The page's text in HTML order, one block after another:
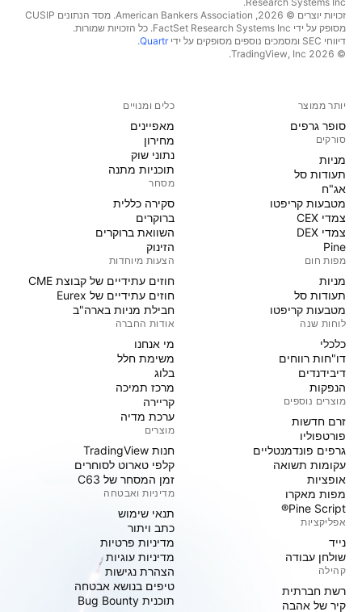
זכויות יוצרים © 2026, ‏American Bankers Association. מסד הנתונים CUSIP
מסופק על ידי FactSet Research Systems Inc. כל הזכויות שמורות.
דיווחי SEC ומסמכים נוספים מסופקים על ידי
Quartr
.
© 2026 ‏TradingView, Inc.‏
יותר ממוצר
סופר גרפים
סורקים
מניות‏
תעודות סל
אג"ח
מטבעות קריפטו
צמדי CEX
צמדי DEX
Pine
מפות חום
מניות‏
תעודות סל
מטבעות קריפטו
לוחות שנה
כלכלי
דו"חות רווחים
דיבידנדים
הנפקות
מוצרים נוספים
זרם חדשות
פורטפוליו
גרפים פונדמנטליים
עקומות תשואה
אופציות
מפות מאקרו
Pine Script®
אפליקציות
נייד
שולחן עבודה
קהילה
רשת חברתית
קיר של אהבה
כלים ומנויים
מאפיינים
מחירון
נתוני שוק
תוכניות מתנה
מסחר
סקירה כללית
ברוקרים
השוואת ברוקרים
הזינוק
הצעות מיוחדות
חוזים עתידיים של קבוצת CME
חוזים עתידיים של Eurex
חבילת מניות בארה"ב
אודות החברה
מי אנחנו
משימת חלל
בלוג
מרכז תמיכה
קריירה
ערכת מדיה
מוצרים
חנות TradingView
קלפי טארוט לסוחרים
זמן המסחר של C63
מדיניות ואבטחה
תנאי שימוש
כתב ויתור
מדיניות פרטיות
מדיניות עוגיות
הצהרת נגישות
טיפים בנושא אבטחה
תוכנית Bug Bounty